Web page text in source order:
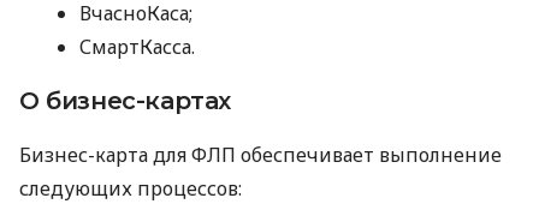
ВчасноКаса;
СмартКасса.
О бизнес-картах
Бизнес-карта для ФЛП обеспечивает выполнение
следующих процессов: